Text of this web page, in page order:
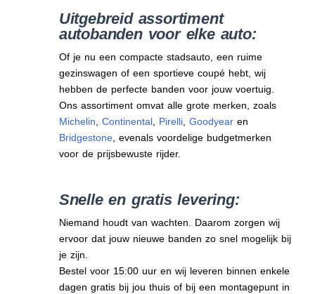
Uitgebreid assortiment
autobanden voor elke auto:
Of je nu een compacte stadsauto, een ruime
gezinswagen of een sportieve coupé hebt, wij
hebben de perfecte banden voor jouw voertuig.
Ons assortiment omvat alle grote merken, zoals
Michelin, Continental, Pirelli, Goodyearen
Bridgestone, evenals voordelige budgetmerken
voor de prijsbewuste rijder.
Snelle en gratis levering:
Niemand houdt van wachten. Daarom zorgen wij
ervoor dat jouw nieuwe banden zo snel mogelijk bij
je zijn.
Bestel voor 15:00 uur en wij leveren binnen enkele
dagen gratis bij jou thuis of bij een montagepunt in